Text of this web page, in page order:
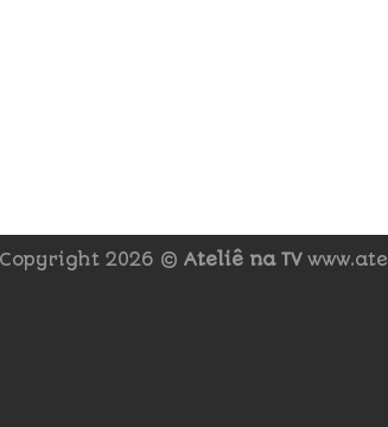
Copyright 2026 © Ateliê na TV